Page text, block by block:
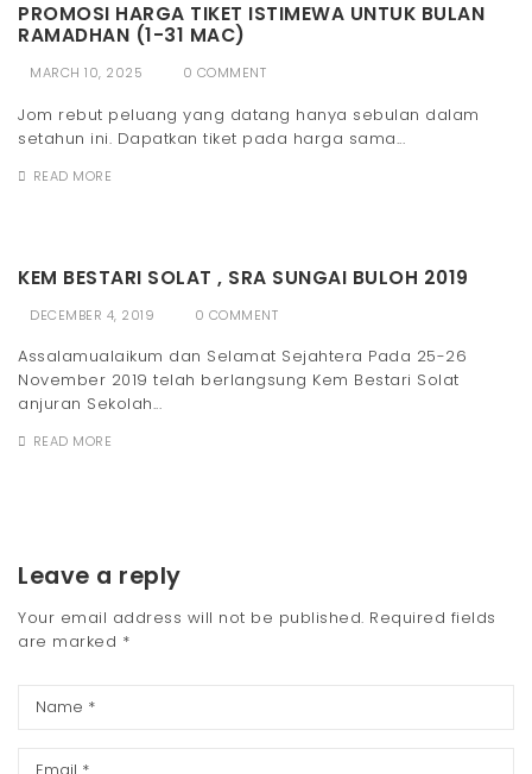
PROMOSI HARGA TIKET ISTIMEWA UNTUK BULAN
RAMADHAN (1-31 MAC)
MARCH 10, 2025 0 COMMENT
Jom rebut peluang yang datang hanya sebulan dalam
setahun ini. Dapatkan tiket pada harga sama...
READ MORE
KEM BESTARI SOLAT , SRA SUNGAI BULOH 2019
DECEMBER 4, 2019 0 COMMENT
Assalamualaikum dan Selamat Sejahtera Pada 25-26
November 2019 telah berlangsung Kem Bestari Solat
anjuran Sekolah...
READ MORE
Leave a reply
Your email address will not be published. Required fields
are marked *